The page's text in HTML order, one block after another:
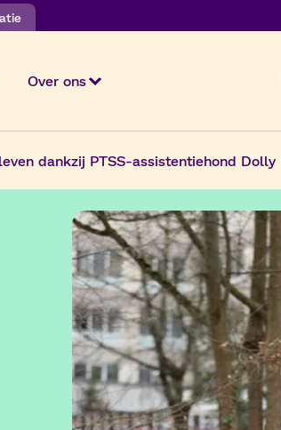
Over ons
dankzij PTSS-assistentiehond Dolly